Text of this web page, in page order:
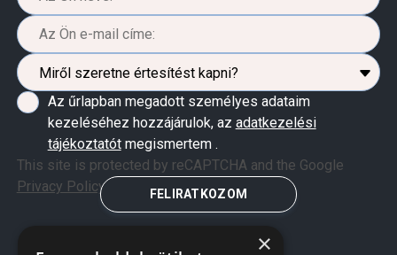
Az űrlapban megadott személyes adataim
kezeléséhez hozzájárulok, az adatkezelési
tájékoztatótmegismertem .
This site is protected by reCAPTCHA and the Google
Privacy Policyand Terms of Serviceapply.
FELIRATKOZOM
×